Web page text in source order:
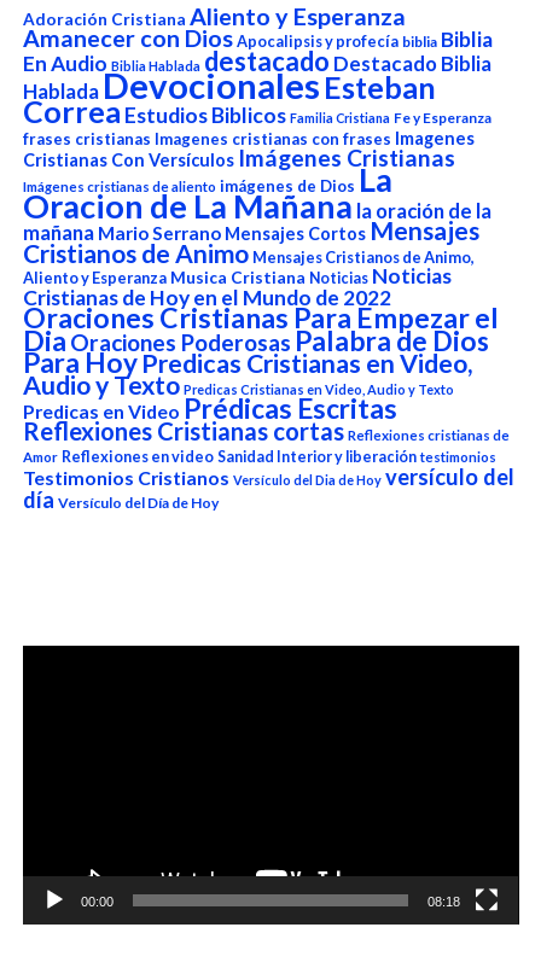
Adoración Cristiana Aliento y Esperanza
Amanecer con Dios Apocalipsis y profecía biblia Biblia
En Audio Biblia Hablada destacado Destacado Biblia
HabladaDevocionalesEsteban
Correa Estudios Biblicos Familia Cristiana Fe y Esperanza
frases cristianas Imagenes cristianas con frases Imagenes
Cristianas Con Versículos Imágenes Cristianas
Imágenes cristianas de aliento imágenes de Dios La
Oracion de La Mañana la oración de la
mañana Mario Serrano Mensajes Cortos Mensajes
Cristianos de Animo Mensajes Cristianos de Animo,
Aliento y Esperanza Musica Cristiana Noticias Noticias
Cristianas de Hoy en el Mundo de 2022
Oraciones Cristianas Para Empezar el
DiaOraciones Poderosas Palabra de Dios
Para Hoy Predicas Cristianas en Video,
Audio y Texto Predicas Cristianas en Video, Audio y Texto
Predicas en Video Prédicas Escritas
Reflexiones Cristianas cortas Reflexiones cristianas de
Amor Reflexiones en video Sanidad Interior y liberación testimonios
Testimonios Cristianos Versículo del Dia de Hoy versículo del
día Versículo del Día de Hoy
Reproductor
00:00 08:18